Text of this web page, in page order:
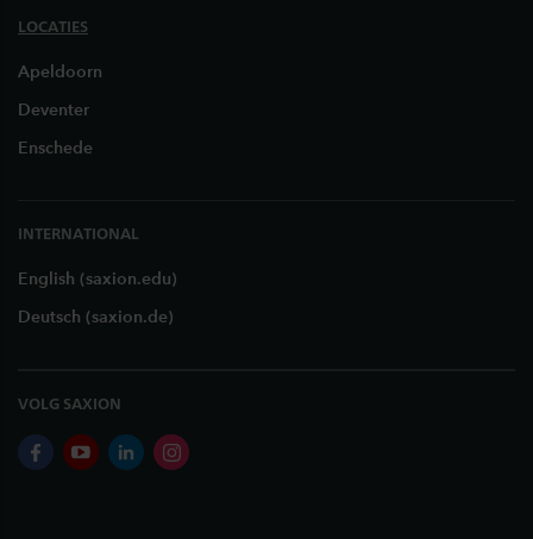
LOCATIES
Apeldoorn
Deventer
Enschede
INTERNATIONAL
English (saxion.edu)
Deutsch (saxion.de)
VOLG SAXION
facebookyoutubelinkedininstagram